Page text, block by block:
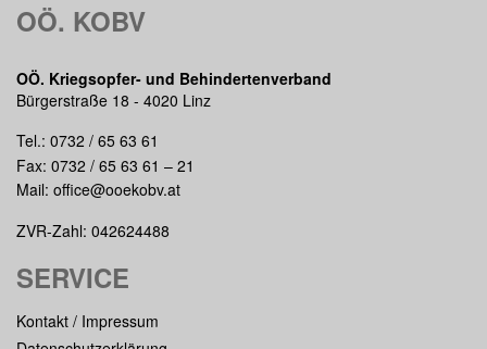
OÖ. KOBV
OÖ. Kriegsopfer- und Behindertenverband
Bürgerstraße 18 - 4020 Linz
Tel.: 0732 / 65 63 61
Fax: 0732 / 65 63 61 – 21
Mail: office@ooekobv.at
ZVR-Zahl: 042624488
SERVICE
Kontakt / Impressum